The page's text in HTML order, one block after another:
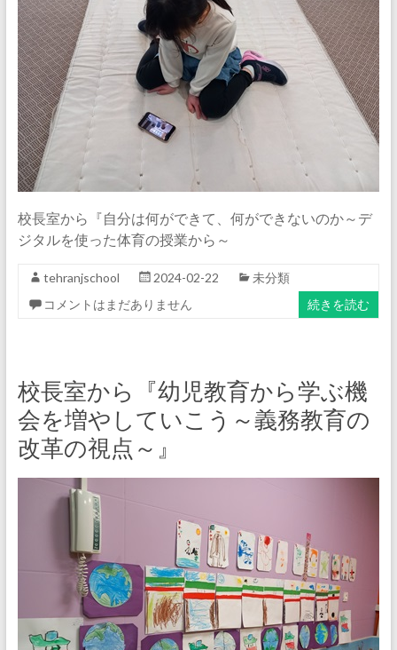
校長室から『自分は何ができて、何ができないのか～デ
ジタルを使った体育の授業から～
tehranjschool 2024-02-22
未分類
コメントはまだありません
続きを読む
校長室から『幼児教育から学ぶ機
会を増やしていこう～義務教育の
改革の視点～』